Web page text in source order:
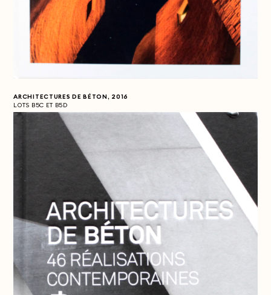
ARCHITECTURES DE BÉTON, 2016
LOTS B5C ET B5D